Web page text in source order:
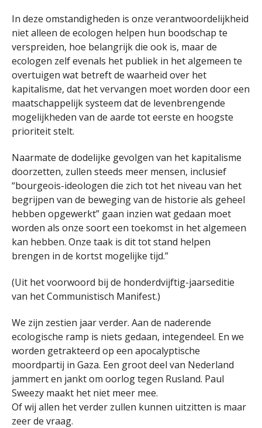
In deze omstandigheden is onze verantwoordelijkheid
niet alleen de ecologen helpen hun boodschap te
verspreiden, hoe belangrijk die ook is, maar de
ecologen zelf evenals het publiek in het algemeen te
overtuigen wat betreft de waarheid over het
kapitalisme, dat het vervangen moet worden door een
maatschappelijk systeem dat de levenbrengende
mogelijkheden van de aarde tot eerste en hoogste
prioriteit stelt.
Naarmate de dodelijke gevolgen van het kapitalisme
doorzetten, zullen steeds meer mensen, inclusief
“bourgeois-ideologen die zich tot het niveau van het
begrijpen van de beweging van de historie als geheel
hebben opgewerkt” gaan inzien wat gedaan moet
worden als onze soort een toekomst in het algemeen
kan hebben. Onze taak is dit tot stand helpen
brengen in de kortst mogelijke tijd.”
(Uit het voorwoord bij de honderdvijftig-jaarseditie
van het Communistisch Manifest.)
We zijn zestien jaar verder. Aan de naderende
ecologische ramp is niets gedaan, integendeel. En we
worden getrakteerd op een apocalyptische
moordpartij in Gaza. Een groot deel van Nederland
jammert en jankt om oorlog tegen Rusland. Paul
Sweezy maakt het niet meer mee.
Of wij allen het verder zullen kunnen uitzitten is maar
zeer de vraag.